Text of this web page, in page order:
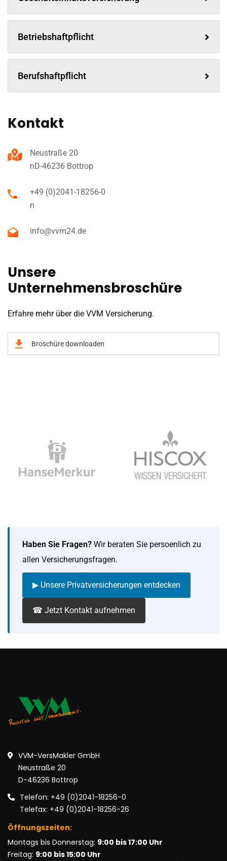
Betriebshaftpflicht
Berufshaftpflicht
Kontakt
Neustraße 20
nD-46236 Bottrop
+49 (0)2041-18256-0
n
info@vvm24.de
Unsere
Unternehmensbroschüre
Erfahre mehr über die VVM Versicherung.
Broschüre downloaden
Haben Sie Fragen? Wir beraten Sie persoenlich zu
allen Versicherungsfragen.
▶ Unsere Privatversicherungen entdecken
☎ Jetzt Kontakt aufnehmen
VVM-VersMakler GmbH
Neustraße 20
D-46236 Bottrop
Telefon: +49 (0)2041-18256-0
Telefax: +49 (0)2041-18256-26
Öffnungszeiten:
Montags bis Donnerstag: 9:00 bis 17:00 Uhr
Freitag: 9:00 bis 15:00 Uhr